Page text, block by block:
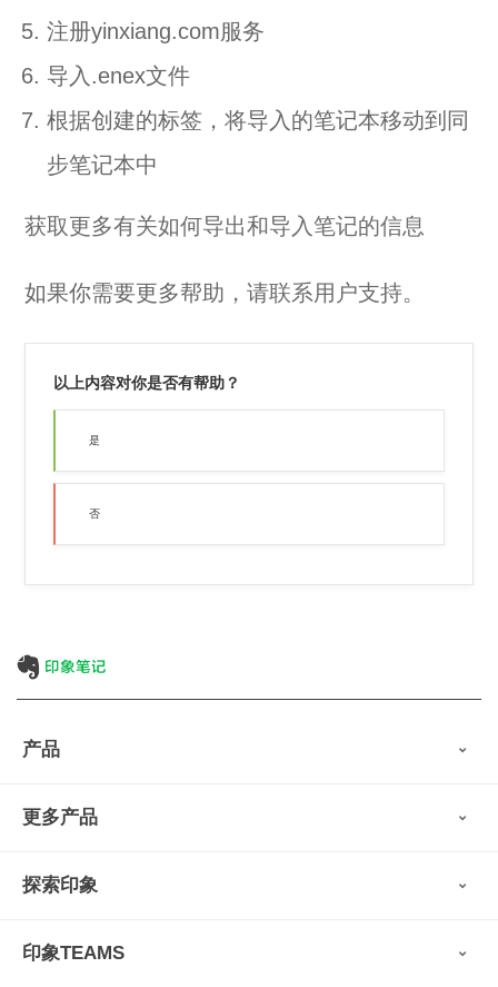
注册yinxiang.com服务
导入.enex文件
根据创建的标签，将导入的笔记本移动到同
步笔记本中
获取更多有关如何导出和导入笔记的信息
如果你需要更多帮助，请联系用户支持。
以上内容对你是否有帮助？
是
否
产品
会员权益
印象笔记·剪藏
更多产品
印象图记
墨笔
扫描宝
探索印象
用户故事
印象TEAMS